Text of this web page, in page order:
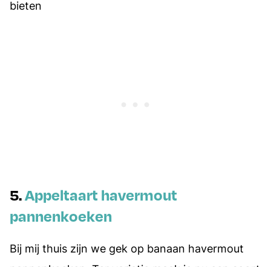
5.Appeltaart havermout
pannenkoeken
Bij mij thuis zijn we gek op banaan havermout